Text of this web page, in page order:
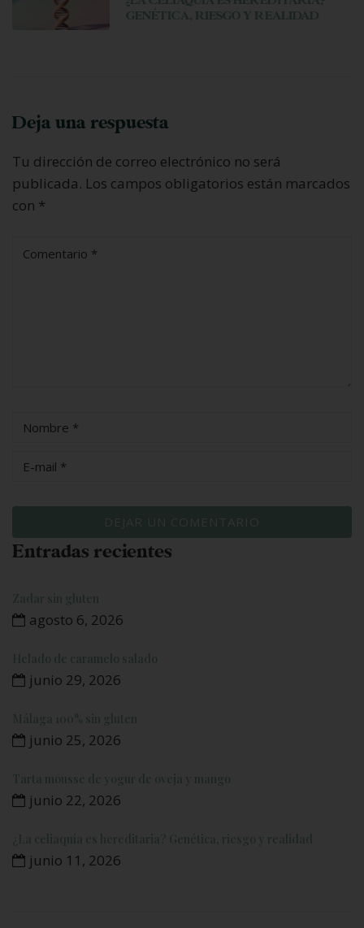
GENÉTICA, RIESGO Y REALIDAD
Deja una respuesta
Tu dirección de correo electrónico no será
publicada. Los campos obligatorios están marcados
con *
Entradas recientes
Zadar sin gluten
agosto 6, 2026
Helado de caramelo salado
junio 29, 2026
Málaga 100% sin gluten
junio 25, 2026
Tarta mousse de yogur de oveja y mango
junio 22, 2026
¿La celiaquía es hereditaria? Genética, riesgo y realidad
junio 11, 2026